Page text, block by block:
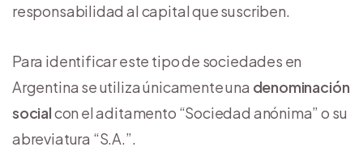
responsabilidad al capital que suscriben.
Para identificar este tipo de sociedades en
Argentina se utiliza únicamente una denominación
socialcon el aditamento “Sociedad anónima” o su
abreviatura “S.A.”.